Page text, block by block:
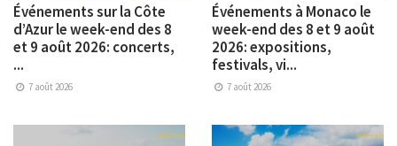
Événements sur la Côte
d’Azur le week-end des 8
et 9 août 2026: concerts,
...
7 août 2026
Événements à Monaco le
week-end des 8 et 9 août
2026: expositions,
festivals, vi...
7 août 2026